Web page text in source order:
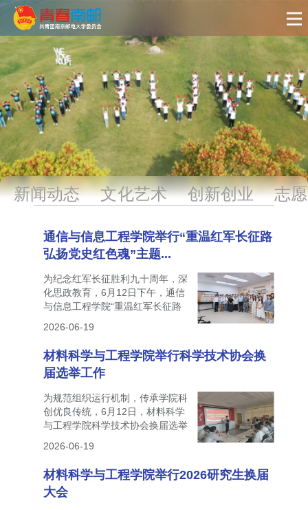
新闻动态 文化艺术 创新创业 志
通信与信息工程学院举行“重温红军长征路
弘扬党史红色魂”主题...
为纪念红军长征胜利九十周年，深
化思政教育，6月12日下午，通信
与信息工程学院“重温红军长征路
2026-06-19
材料科学与工程学院举行科学技术协会换
届选举工作 ​
为规范组织运行机制，传承学院科
创优良传统，6月12日，材料科学
与工程学院科学技术协会换届选举
2026-06-19
材料科学与工程学院举行2026研究生换届
大会